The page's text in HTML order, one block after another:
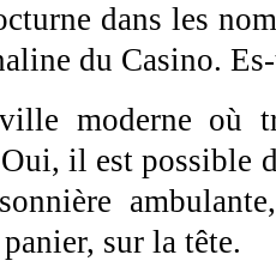
dans les
du Casino.
moderne où
il est possible
sur la tête.